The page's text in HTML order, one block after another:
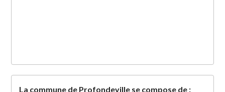
La commune de Profondeville se compose de :